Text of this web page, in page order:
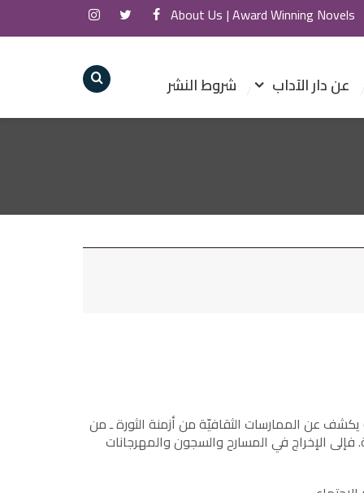
Award Winning Novels |
About Us
عن دار الآداب شروط النشر
عن الممارسات الثقافيّة من أزمنة الثورة ـ من
فإلى الإخراج في المسارح والسجون والمهرجانات